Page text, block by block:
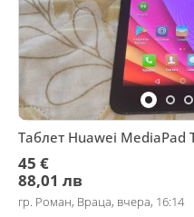
Таблет Huawei MediaPad
45 €
88,01 лв
гр. Роман, Враца, вчера, 16:14